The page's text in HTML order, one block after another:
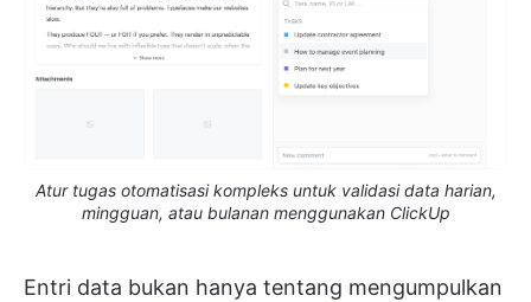
Atur tugas otomatisasi kompleks untuk validasi data harian,
mingguan, atau bulanan menggunakan ClickUp
Entri data bukan hanya tentang mengumpulkan